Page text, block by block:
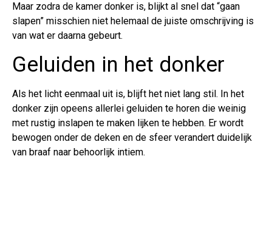
Maar zodra de kamer donker is, blijkt al snel dat “gaan
slapen” misschien niet helemaal de juiste omschrijving is
van wat er daarna gebeurt.
Geluiden in het donker
Als het licht eenmaal uit is, blijft het niet lang stil. In het
donker zijn opeens allerlei geluiden te horen die weinig
met rustig inslapen te maken lijken te hebben. Er wordt
bewogen onder de deken en de sfeer verandert duidelijk
van braaf naar behoorlijk intiem.